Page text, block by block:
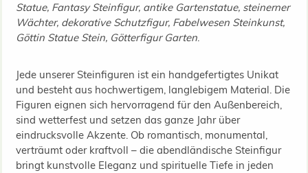
Statue, Fantasy Steinfigur, antike Gartenstatue, steinerner
Wächter, dekorative Schutzfigur, Fabelwesen Steinkunst,
Göttin Statue Stein, Götterfigur Garten.
Jede unserer Steinfiguren ist ein handgefertigtes Unikat
und besteht aus hochwertigem, langlebigem Material. Die
Figuren eignen sich hervorragend für den Außenbereich,
sind wetterfest und setzen das ganze Jahr über
eindrucksvolle Akzente. Ob romantisch, monumental,
verträumt oder kraftvoll – die abendländische Steinfigur
bringt kunstvolle Eleganz und spirituelle Tiefe in jeden